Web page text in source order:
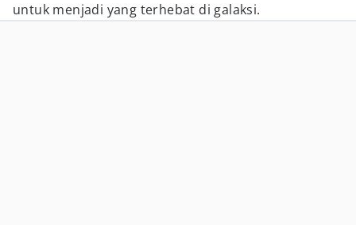
untuk menjadi yang terhebat di galaksi.